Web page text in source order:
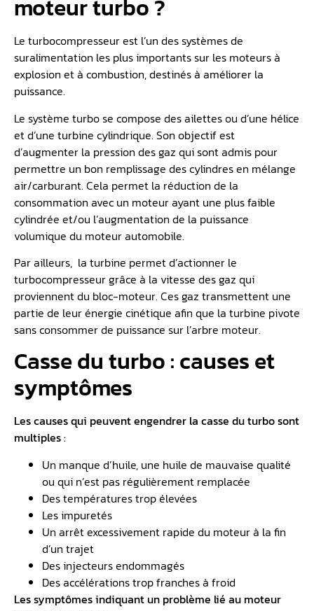
moteur turbo ?
Le turbocompresseur est l’un des systèmes de
suralimentation les plus importants sur les moteurs à
explosion et à combustion, destinés à améliorer la
puissance.
Le système turbo se compose des ailettes ou d’une hélice
et d’une turbine cylindrique. Son objectif est
d’augmenter la pression des gaz qui sont admis pour
permettre un bon remplissage des cylindres en mélange
air/carburant. Cela permet la réduction de la
consommation avec un moteur ayant une plus faible
cylindrée et/ou l’augmentation de la puissance
volumique du moteur automobile.
Par ailleurs, la turbine permet d’actionner le
turbocompresseur grâce à la vitesse des gaz qui
proviennent du bloc-moteur. Ces gaz transmettent une
partie de leur énergie cinétique afin que la turbine pivote
sans consommer de puissance sur l’arbre moteur.
Casse du turbo : causes et
symptômes
Les causes qui peuvent engendrer la casse du turbo sont
multiples :
Un manque d’huile, une huile de mauvaise qualité
ou qui n’est pas régulièrement remplacée
Des températures trop élevées
Les impuretés
Un arrêt excessivement rapide du moteur à la fin
d’un trajet
Des injecteurs endommagés
Des accélérations trop franches à froid
Les symptômes indiquant un problème lié au moteur